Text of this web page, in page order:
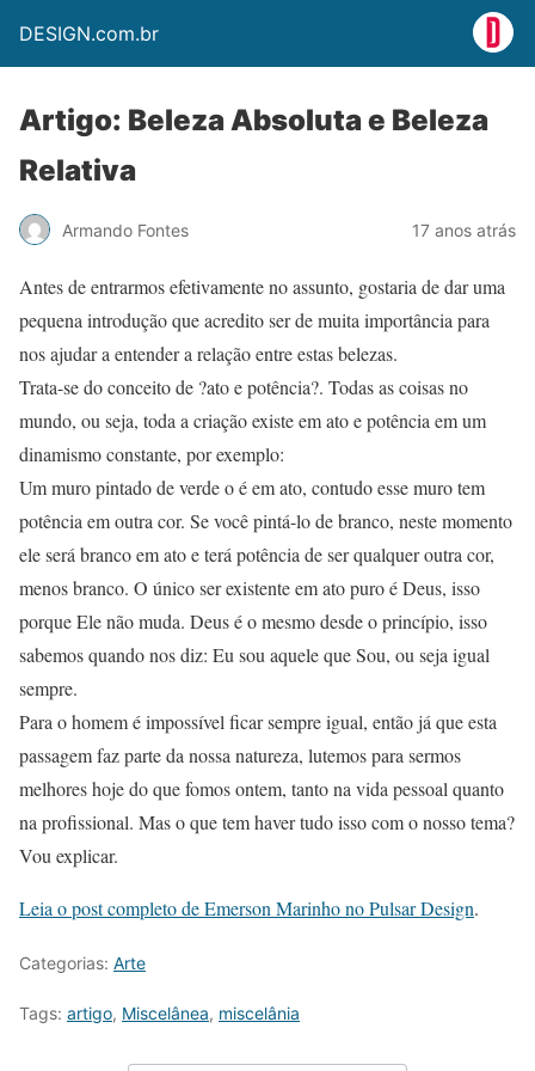
DESIGN.com.br
Artigo: Beleza Absoluta e Beleza
Relativa
Armando Fontes 17 anos atrás
Antes de entrarmos efetivamente no assunto, gostaria de dar uma
pequena introdução que acredito ser de muita importância para
nos ajudar a entender a relação entre estas belezas.
Trata-se do conceito de ?ato e potência?. Todas as coisas no
mundo, ou seja, toda a criação existe em ato e potência em um
dinamismo constante, por exemplo:
Um muro pintado de verde o é em ato, contudo esse muro tem
potência em outra cor. Se você pintá-lo de branco, neste momento
ele será branco em ato e terá potência de ser qualquer outra cor,
menos branco. O único ser existente em ato puro é Deus, isso
porque Ele não muda. Deus é o mesmo desde o princípio, isso
sabemos quando nos diz: Eu sou aquele que Sou, ou seja igual
sempre.
Para o homem é impossível ficar sempre igual, então já que esta
passagem faz parte da nossa natureza, lutemos para sermos
melhores hoje do que fomos ontem, tanto na vida pessoal quanto
na profissional. Mas o que tem haver tudo isso com o nosso tema?
Vou explicar.
Leia o post completo de Emerson Marinho no Pulsar Design.
Categorias: Arte
Tags: artigo, Miscelânea, miscelânia